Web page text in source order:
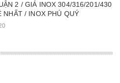
2 / GIÁ INOX 304/316/201/430
NHẤT / INOX PHÚ QUÝ